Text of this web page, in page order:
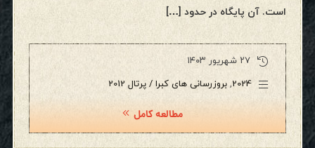
است. آن پایگاه در حدود […]
۲۷ شهریور ۱۴۰۳
2024
, بروزرسانی های کبرا / پرتال 2012
مطالعه کامل